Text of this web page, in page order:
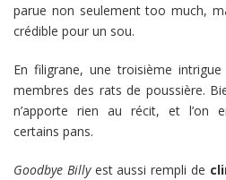
parue non seulement too much,
crédible pour un sou.
En filigrane, une troisième
membres des rats de poussière.
n’apporte rien au récit, et l’on
certains pans.
Goodbye Billyest aussi rempli de